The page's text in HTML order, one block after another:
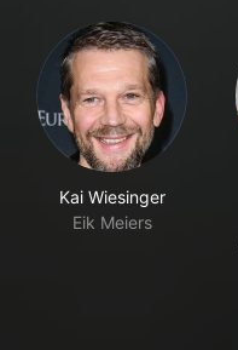
Kai Wiesinger
Eik Meiers